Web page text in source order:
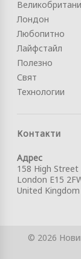
Лондон
Любопитно
Лайфстайл
Полезно
Свят
Технологии
Контакти
Адрес
158 High Street
London E15
United Kingdom
© 2026